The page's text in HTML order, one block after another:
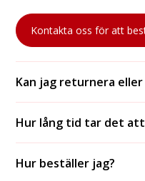
Kontakta oss för att
Kan jag returnera
produkten är oanvänd
Hur lång tid tar det
arbetsdagar med DHL
Hur beställer jag?